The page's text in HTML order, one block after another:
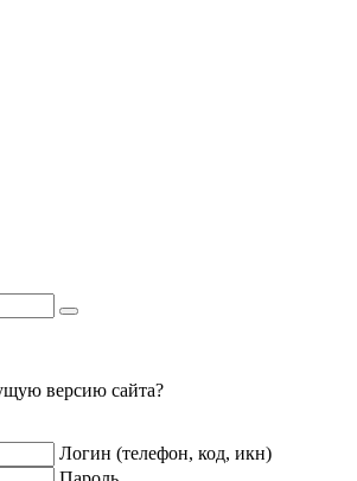
версию сайта?
Логин (телефон, код, икн)